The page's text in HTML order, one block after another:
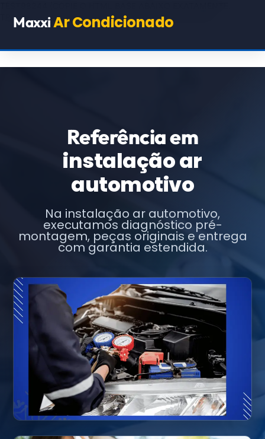
TROCANDO APENAS OS TEXTOS E URLs INDICADOS)
MaxxiAr Condicionado
Referência em
instalação ar
automotivo
Na instalação ar automotivo,
executamos diagnóstico pré-
montagem, peças originais e entrega
com garantia estendida.